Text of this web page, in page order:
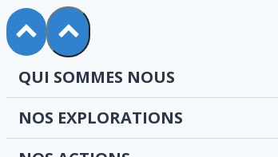
QUI SOMMES NOUS
NOS EXPLORATIONS